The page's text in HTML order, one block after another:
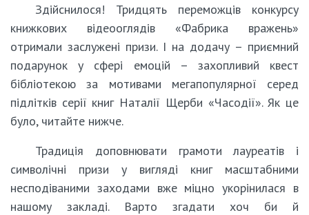
Здійснилося! Тридцять переможців конкурсу
книжкових відеооглядів «Фабрика вражень»
отримали заслужені призи. І на додачу – приємний
подарунок у сфері емоцій – захопливий квест
бібліотекою за мотивами мегапопулярної серед
підлітків серії книг Наталії Щерби «Часодії». Як це
було, читайте нижче.
Традиція доповнювати грамоти лауреатів і
символічні призи у вигляді книг масштабними
несподіваними заходами вже міцно укорінилася в
нашому закладі. Варто згадати хоч би й